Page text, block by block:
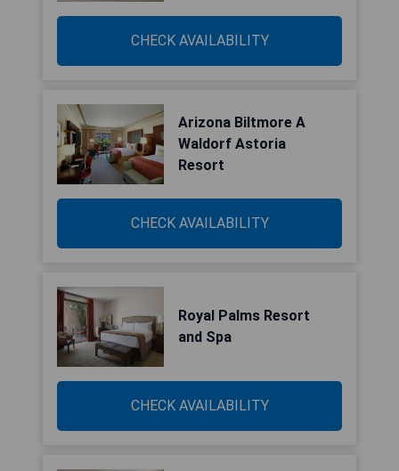
CHECK AVAILABILITY
Arizona Biltmore A
Waldorf Astoria
Resort
CHECK AVAILABILITY
Royal Palms Resort
and Spa
CHECK AVAILABILITY